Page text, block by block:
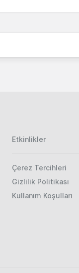
Etkinlikler
Çerez Tercihleri
Gizlilik Politikası
Kullanım Koşulları